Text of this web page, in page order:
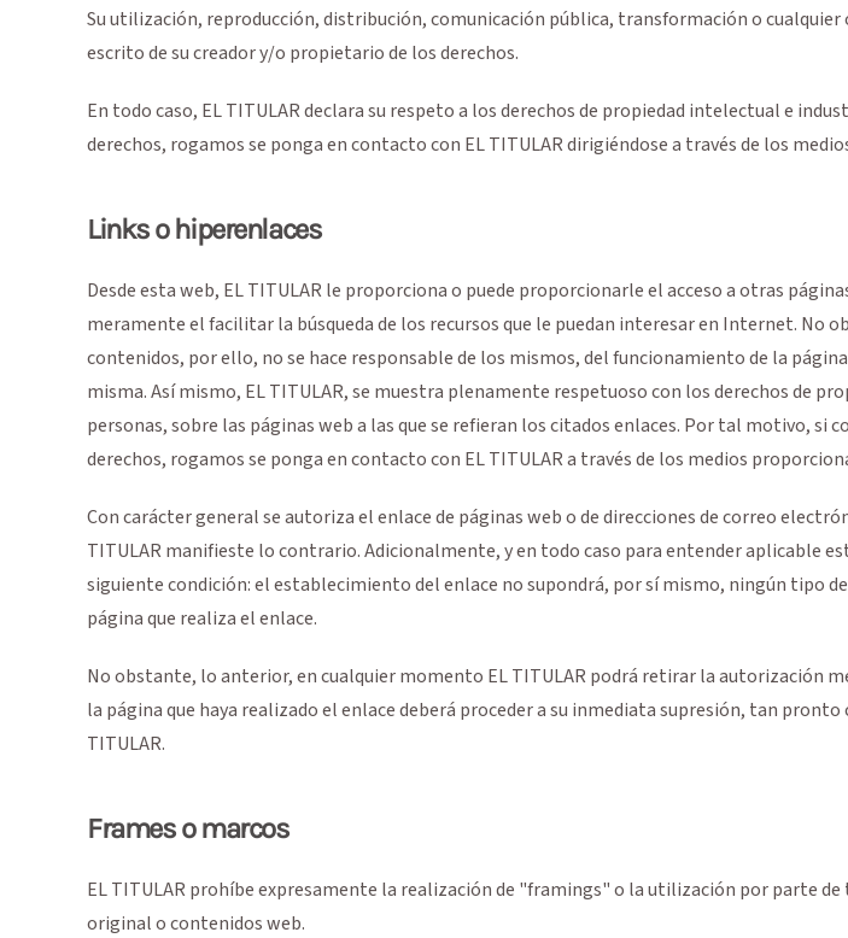
Su utilización, reproducción, distribución, comunicación pública, transformación o
escrito de su creador y/o propietario de los derechos.
En todo caso, EL TITULAR declara su respeto a los derechos de propiedad intelectual e
derechos, rogamos se ponga en contacto con EL TITULAR dirigiéndose a través de los
Links o hiperenlaces
Desde esta web, EL TITULAR le proporciona o puede proporcionarle el acceso a otras
meramente el facilitar la búsqueda de los recursos que le puedan interesar en Internet. No
contenidos, por ello, no se hace responsable de los mismos, del funcionamiento de la
misma. Así mismo, EL TITULAR, se muestra plenamente respetuoso con los derechos de
personas, sobre las páginas web a las que se refieran los citados enlaces. Por tal motivo,
derechos, rogamos se ponga en contacto con EL TITULAR a través de los medios
Con carácter general se autoriza el enlace de páginas web o de direcciones de correo
TITULAR manifieste lo contrario. Adicionalmente, y en todo caso para entender aplicable
siguiente condición: el establecimiento del enlace no supondrá, por sí mismo, ningún tipo
página que realiza el enlace.
No obstante, lo anterior, en cualquier momento EL TITULAR podrá retirar la autorización
la página que haya realizado el enlace deberá proceder a su inmediata supresión, tan
TITULAR.
Frames o marcos
EL TITULAR prohíbe expresamente la realización de "framings" o la utilización por parte
original o contenidos web.